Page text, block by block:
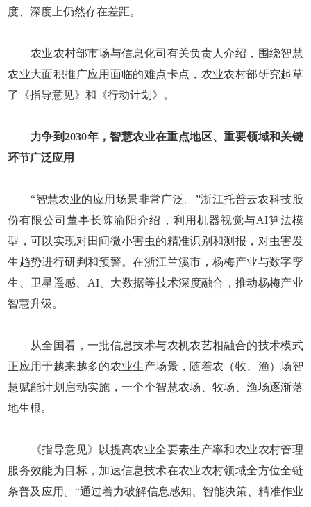
度、深度上仍然存在差距。
农业农村部市场与信息化司有关负责人介绍，围绕智慧
农业大面积推广应用面临的难点卡点，农业农村部研究起草
了《指导意见》和《行动计划》。
力争到2030年，智慧农业在重点地区、重要领域和关键
环节广泛应用
“智慧农业的应用场景非常广泛。”浙江托普云农科技股
份有限公司董事长陈渝阳介绍，利用机器视觉与AI算法模
型，可以实现对田间微小害虫的精准识别和测报，对虫害发
生趋势进行研判和预警。在浙江兰溪市，杨梅产业与数字孪
生、卫星遥感、AI、大数据等技术深度融合，推动杨梅产业
智慧升级。
从全国看，一批信息技术与农机农艺相融合的技术模式
正应用于越来越多的农业生产场景，随着农（牧、渔）场智
慧赋能计划启动实施，一个个智慧农场、牧场、渔场逐渐落
地生根。
《指导意见》以提高农业全要素生产率和农业农村管理
服务效能为目标，加速信息技术在农业农村领域全方位全链
条普及应用。“通过着力破解信息感知、智能决策、精准作业